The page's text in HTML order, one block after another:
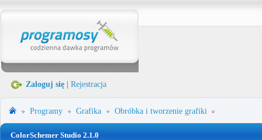
Zaloguj się Rejestracja
Programy Grafika Obróbka i tworzenie grafiki
ColorSchemer Studio 2.1.0